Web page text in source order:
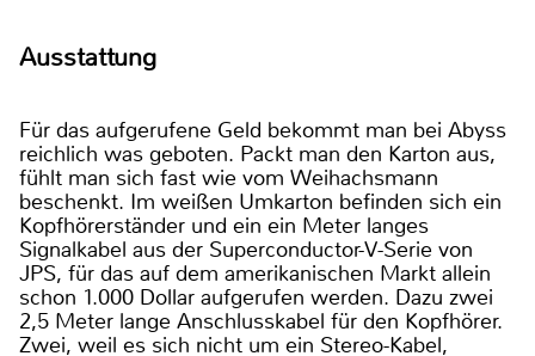
Ausstattung
Für das aufgerufene Geld bekommt man bei Abyss
reichlich was geboten. Packt man den Karton aus,
fühlt man sich fast wie vom Weihachsmann
beschenkt. Im weißen Umkarton befinden sich ein
Kopfhörerständer und ein ein Meter langes
Signalkabel aus der Superconductor-V-Serie von
JPS, für das auf dem amerikanischen Markt allein
schon 1.000 Dollar aufgerufen werden. Dazu zwei
2,5 Meter lange Anschlusskabel für den Kopfhörer.
Zwei, weil es sich nicht um ein Stereo-Kabel,